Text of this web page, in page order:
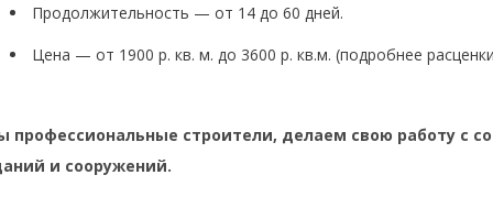
Продолжительность — от 14 до 60 дней.
Цена — от 1900 р. кв. м. до 3600 р. кв.м. (подробнее
профессиональные строители, делаем свою работу с
и сооружений.